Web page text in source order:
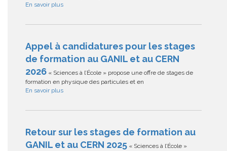
En savoir plus
Appel à candidatures pour les stages
de formation au GANIL et au CERN
2026 « Sciences à l’École » propose une offre de stages de
formation en physique des particules et en
En savoir plus
Retour sur les stages de formation au
GANIL et au CERN 2025 « Sciences à l’École »